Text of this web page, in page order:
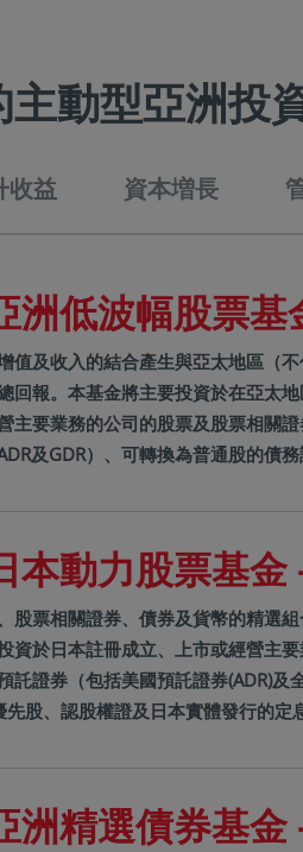
主動型亞洲投
收益 資本増長
洲低波幅股票基
值及收入的結合產生與亞太地區（
回報。本基金將主要投資於在亞太
主要業務的公司的股票及股票相關
及GDR）、可轉換為普通股的債
本動力股票基金
股票相關證券、債券及貨幣的精選
資於日本註冊成立、上市或經營主
託證券（包括美國預託證券(ADR)及
股、認股權證及日本實體發行的定
洲精選債券基金